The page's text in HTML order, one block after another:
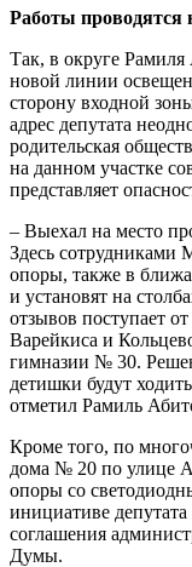
Работы проводятся
Так, в округе Рамиля
новой линии
сторону входной
адрес депутата
родительская
на данном участке
представляет
– Выехал на место
Здесь сотрудниками
опоры, также в
и установят на
отзывов поступает
Варейкиса и
гимназии № 30.
детишки будут
отметил Рамиль
Кроме того, по
дома № 20 по улице
опоры со
инициативе
соглашения
Думы.